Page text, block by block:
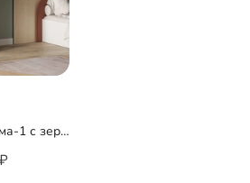
Распашной шкаф Лесама-1 с зеркалом